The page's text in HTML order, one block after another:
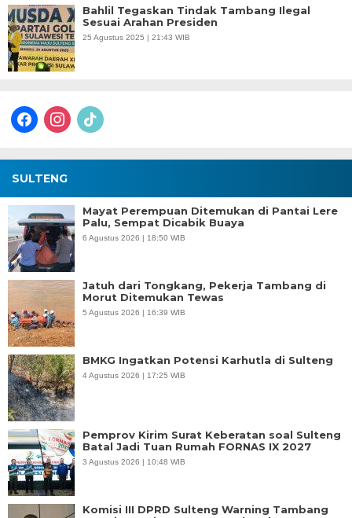
Bahlil Tegaskan Tindak Tambang Ilegal
Sesuai Arahan Presiden
25 Agustus 2025 | 21:43 WIB
facebookinstagram
tiktok
SULTENG
Mayat Perempuan Ditemukan di Pantai Lere
Palu, Sempat Dicabik Buaya
6 Agustus 2026 | 18:50 WIB
Jatuh dari Tongkang, Pekerja Tambang di
Morut Ditemukan Tewas
5 Agustus 2026 | 16:39 WIB
BMKG Ingatkan Potensi Karhutla di Sulteng
4 Agustus 2026 | 17:25 WIB
Pemprov Kirim Surat Keberatan soal Sulteng
Batal Jadi Tuan Rumah FORNAS IX 2027
3 Agustus 2026 | 10:48 WIB
Komisi III DPRD Sulteng Warning Tambang